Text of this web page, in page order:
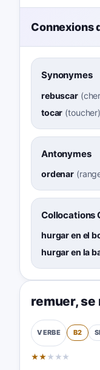
Connexions
Synonymes
rebuscar(
tocar (toucher)
Antonymes
ordenar (
Collocations
hurgar en el
hurgar en la
remuer,se
VERBE B2
★★ ★ ★ ★